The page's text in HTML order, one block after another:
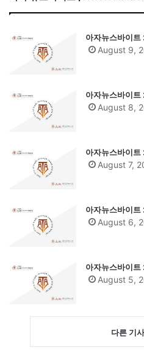
아자뉴스바이
August 9,
아자뉴스바이
August 8,
아자뉴스바이
August 7,
아자뉴스바이
August 6,
아자뉴스바이
August 5,
다른 기